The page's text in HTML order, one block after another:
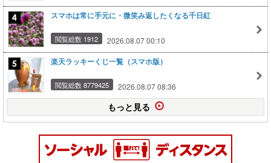
スマホは常に手元に・微笑み返したくなる千日紅
閲覧総数 1912 2026.08.07 00:10
楽天ラッキーくじ一覧（スマホ版）
閲覧総数 8779425 2026.08.07 08:36
もっと見る